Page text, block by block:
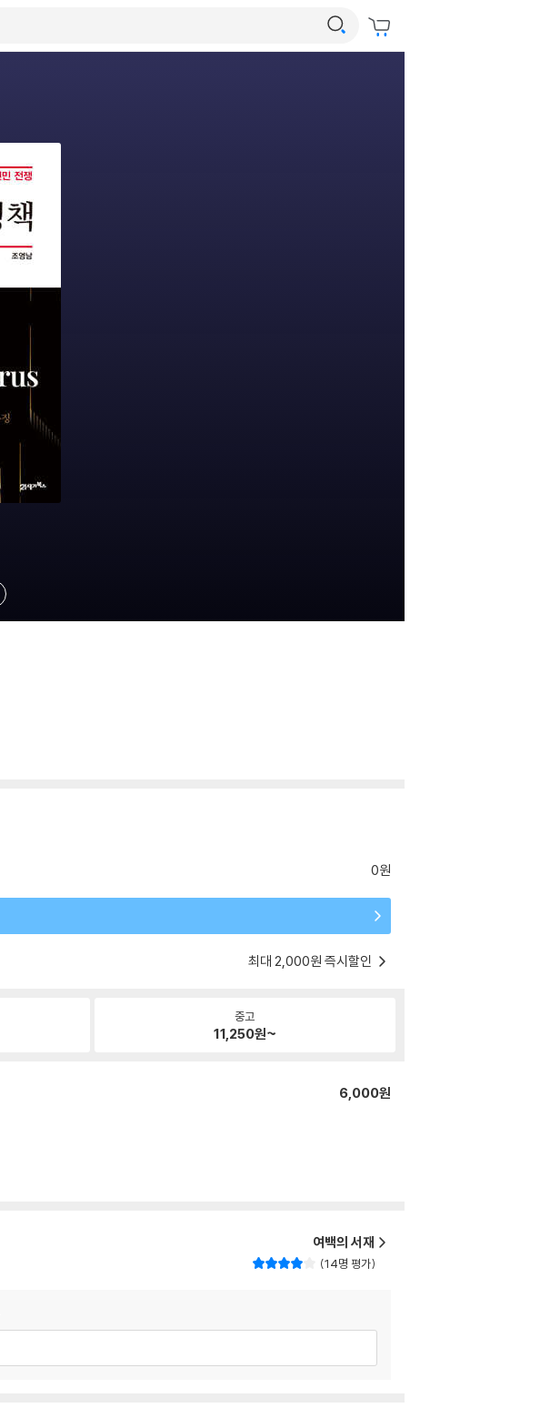
0원
최대 2,000원 즉시할인
중고
11,250원~
6,000원
여백의 서재
14명 평가